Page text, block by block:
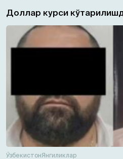
Доллар курси
ЎзбекистонЯнгиликлар